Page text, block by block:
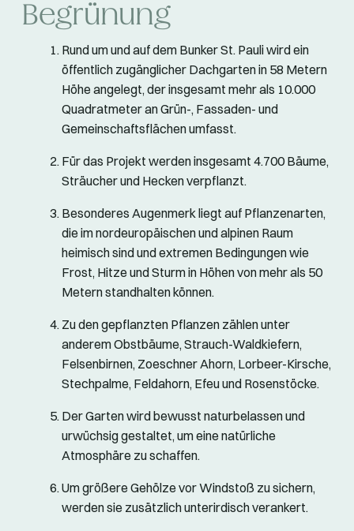
Begrünung
Rund um und auf dem Bunker St. Pauli wird ein
öffentlich zugänglicher Dachgarten in 58 Metern
Höhe angelegt, der insgesamt mehr als 10.000
Quadratmeter an Grün-, Fassaden- und
Gemeinschaftsflächen umfasst.
Für das Projekt werden insgesamt 4.700 Bäume,
Sträucher und Hecken verpflanzt.
Besonderes Augenmerk liegt auf Pflanzenarten,
die im nordeuropäischen und alpinen Raum
heimisch sind und extremen Bedingungen wie
Frost, Hitze und Sturm in Höhen von mehr als 50
Metern standhalten können.
Zu den gepflanzten Pflanzen zählen unter
anderem Obstbäume, Strauch-Waldkiefern,
Felsenbirnen, Zoeschner Ahorn, Lorbeer-Kirsche,
Stechpalme, Feldahorn, Efeu und Rosenstöcke.
Der Garten wird bewusst naturbelassen und
urwüchsig gestaltet, um eine natürliche
Atmosphäre zu schaffen.
Um größere Gehölze vor Windstoß zu sichern,
werden sie zusätzlich unterirdisch verankert.